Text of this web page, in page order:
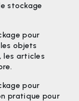
stockage
pour
objets
les articles
pour
pratique pour